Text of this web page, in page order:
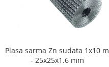
Plasa sarma Zn sudata 1x10 m
- 25x25x1.6 mm